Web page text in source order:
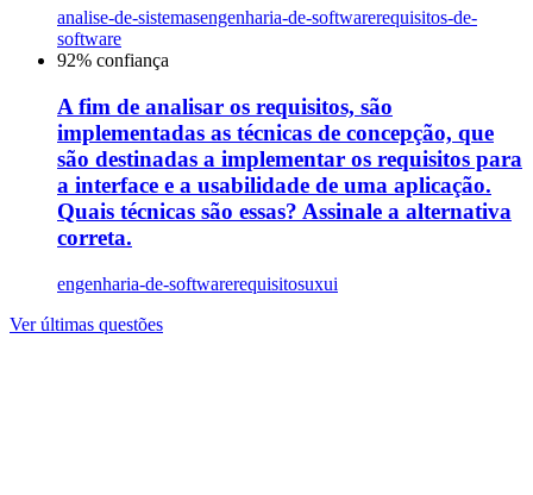
analise-de-sistemasengenharia-de-softwarerequisitos-de-
software
92% confiança
A fim de analisar os requisitos, são
implementadas as técnicas de concepção, que
são destinadas a implementar os requisitos para
a interface e a usabilidade de uma aplicação.
Quais técnicas são essas? Assinale a alternativa
correta.
engenharia-de-softwarerequisitosuxui
Ver últimas questões